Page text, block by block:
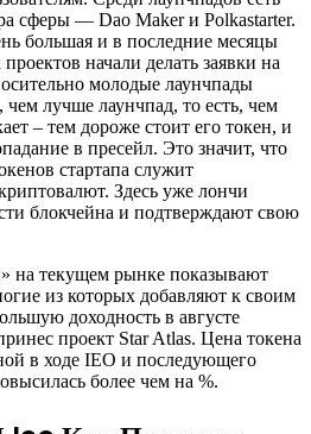
сферы — Dao Maker и Polkastarter.
большая и в последние месяцы
начали делать заявки на
молодые лаунчпады
лучше лаунчпад, то есть, чем
– тем дороже стоит его токен, и
в пресейл. Это значит, что
стартапа служит
Здесь уже лончи
блокчейна и подтверждают свою
на текущем рынке показывают
из которых добавляют к своим
доходность в августе
проект Star Atlas. Цена токена
в ходе IEO и последующего
более чем на %.